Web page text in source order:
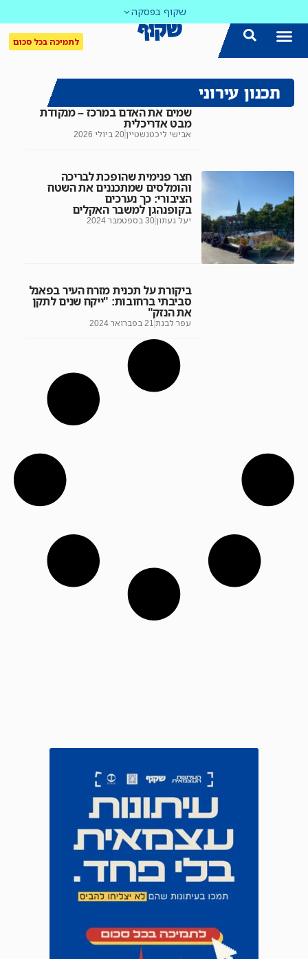
שקוף בפסקה
לתמיכה בכל סכום
תכנון עירוני
שמים את האדם במרכז – מנקודת
מבט אדריכלית
אבישי ליכטנשטיין20 ביולי 2026
חצר פנימית שהופכת לבריכה
והומלסים שמתכננים את השטח
הציבורי: כך נערכים
בקופנהגן למשבר האקלים
יעל געתון30 בספטמבר 2024
ביקורת על תכנית מזרח העיר בפאנל
סביבתי ברחובות: "ייקח שנים לתקן
את הנזק"
עפר לבנת21 בפברואר 2024